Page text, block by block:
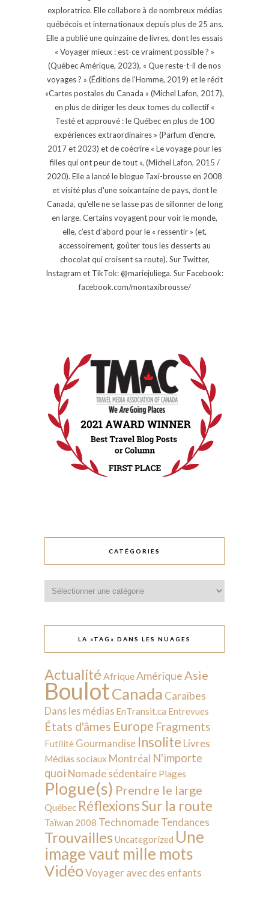
exploratrice. Elle collabore à de nombreux médias
québécois et internationaux depuis plus de 25 ans.
Elle a publié une quinzaine de livres, dont les essais
« Voyager mieux : est-ce vraiment possible ? »
(Québec Amérique, 2023), « Que reste-t-il de nos
voyages ? » (Éditions de l'Homme, 2019) et le récit
«Cartes postales du Canada » (Michel Lafon, 2017),
en plus de diriger les deux tomes du collectif «
Testé et approuvé : le Québec en plus de 100
expériences extraordinaires » (Parfum d'encre,
2017 et 2023) et de coécrire « Le voyage pour les
filles qui ont peur de tout », (Michel Lafon, 2015 /
2020). Elle a lancé le blogue Taxi-brousse en 2008
et visité plus d'une soixantaine de pays, dont le
Canada, qu'elle ne se lasse pas de sillonner de long
en large. Certains voyagent pour voir le monde,
elle, c’est d’abord pour le « ressentir » (et,
accessoirement, goûter tous les desserts au
chocolat qui croisent sa route). Sur Twitter,
Instagram et TikTok: @mariejuliega. Sur Facebook:
facebook.com/montaxibrousse/
CATÉGORIES
LA «TAG» DANS LES NUAGES
Actualité AfriqueAmérique Asie
BoulotCanada Caraïbes
Dans les médias EnTransit.ca Entrevues
États d'âmes Europe Fragments
Futilité Gourmandise Insolite Livres
Médias sociaux Montréal N'importe
quoi Nomade sédentaire Plages
Plogue(s) Prendre le large
Québec RéflexionsSur la route
Taïwan 2008 Technomade Tendances
Trouvailles Uncategorized Une
image vaut mille mots
VidéoVoyager avec des enfants